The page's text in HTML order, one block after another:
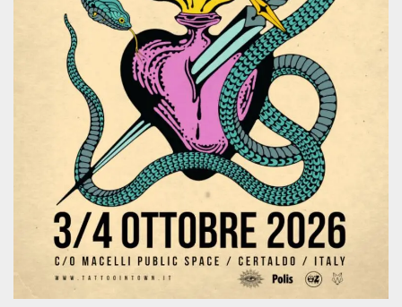
wordpress_test_cookie
Automattic
Inc.
.oooh.events
Sessione
Cookie di
browser accetti i
cookie.
PHPSESSID
PHP.net
oooh.events
Sessione
Cookie
generato da
applicazioni
basate sul
linguaggio PHP.
Si tratta di un
identificatore
generico
mantenere le
variabili di
sessione utente.
Normalmente è
un numero
generato in
modo casuale, il